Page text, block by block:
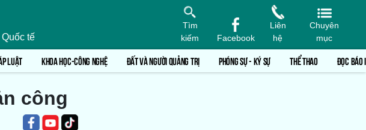
Quốc tế
Tìm
kiếm
Facebook
Liên
hệ
Chuyên
mục
LUẬT KHOA HỌC-CÔNG NGHỆ ĐẤT VÀ NGƯỜI QUẢNG TRỊ PHÓNG SỰ - KÝ SỰ THỂ THAO ĐỌC BÁO
công